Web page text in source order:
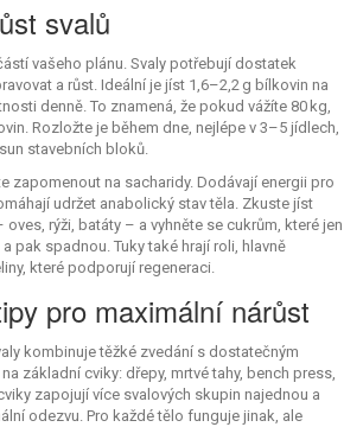
svalů
vašeho plánu. Svaly potřebují dostatek
a růst. Ideální je jíst 1,6–2,2 g bílkovin na
denně. To znamená, že pokud vážíte 80 kg,
Rozložte je během dne, nejlépe v 3–5 jídlech,
stavebních bloků.
zapomenout na sacharidy. Dodávají energii pro
udržet anabolický stav těla. Zkuste jíst
rýži, batáty – a vyhněte se cukrům, které jen
pak spadnou. Tuky také hrají roli, hlavně
které podporují regeneraci.
pro maximální nárůst
kombinuje těžké zvedání s dostatečným
základní cviky: dřepy, mrtvé tahy, bench press,
zapojují více svalových skupin najednou a
odezvu. Pro každé tělo funguje jinak, ale